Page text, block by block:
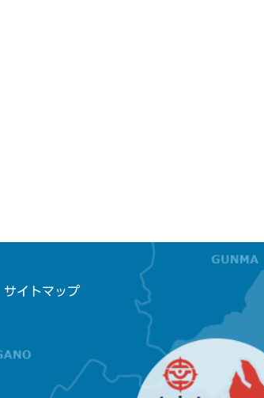
サイトマップ